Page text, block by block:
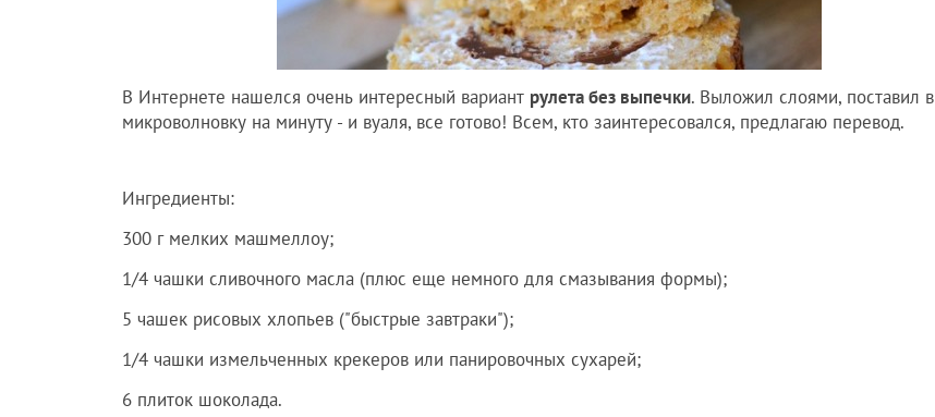
В Интернете нашелся очень интересный вариант рулета без выпечки. Выложил слоями, поставил в
микроволновку на минуту - и вуаля, все готово! Всем, кто заинтересовался, предлагаю перевод.
Ингредиенты:
300 г мелких машмеллоу;
1/4 чашки сливочного масла (плюс еще немного для смазывания формы);
5 чашек рисовых хлопьев ("быстрые завтраки");
1/4 чашки измельченных крекеров или панировочных сухарей;
6 плиток шоколада.